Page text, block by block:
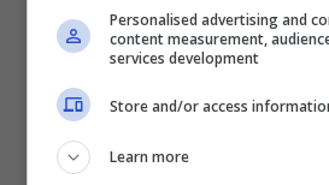
l’occasione per
complimentarsi con lei. “
perfetta
“Davvero la più bella“.
Personalised advertising and
content measurement,
services development
Store and/or access
Learn more